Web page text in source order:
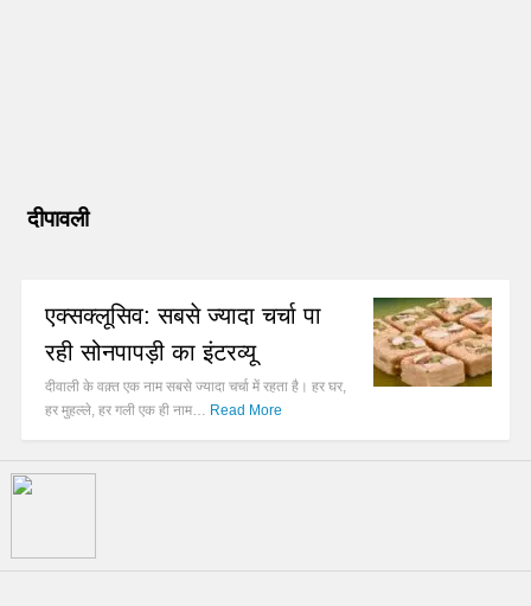
दीपावली
एक्सक्लूसिव: सबसे ज्यादा चर्चा पा
रही सोनपापड़ी का इंटरव्यू
दीवाली के वक़्त एक नाम सबसे ज्यादा चर्चा में रहता है। हर घर,
हर मुहल्ले, हर गली एक ही नाम… Read More